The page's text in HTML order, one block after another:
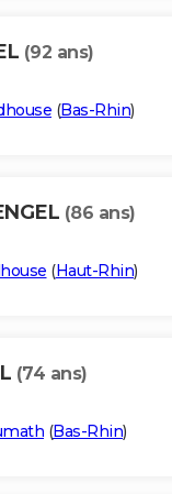
(92 ans)
(Bas-Rhin)
(86 ans)
(Haut-Rhin)
(74 ans)
(Bas-Rhin)